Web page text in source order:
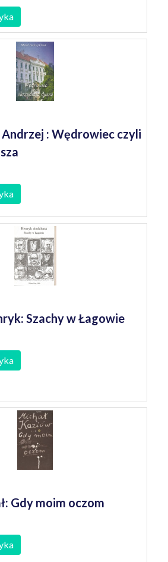
Andrzej : Wędrowiec czyli
Szachy w Łagowie
Gdy moim oczom